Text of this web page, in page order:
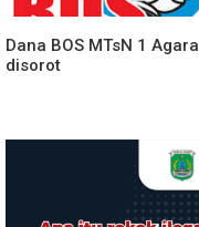
Dana BOS MTsN 1 Agara
disorot